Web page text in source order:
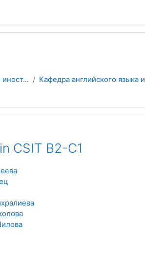
Кафедра английского языка
CSIT B2-C1